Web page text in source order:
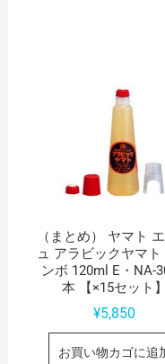
（まとめ） ヤマト
ュ アラビックヤマト
ンボ 120ml E・NA-
本 【×15セット】
¥5,850
お買い物カゴに追